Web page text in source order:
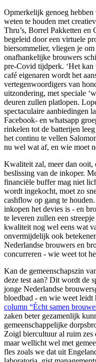
Opmerkelijk genoeg
weten te houden met
Thru’s, Borrel Pakketten
begeleid door een virtuele
biersommelier, vliegen je
onafhankelijke brouwers
pre-Covid tijdperk. ‘Het
café eigenaren wordt het
vertegenwoordigers van
uitzondering, met speciale
deuren zullen platlopen.
spectaculaire aanbiedingen
Facebook- en whatsapp
rinkelen tot de batterijen
het continu te vellen
nu wel wat af, en wie moet
Kwaliteit zal, meer dan ooit,
beslissing van de inkoper.
financiële buffer mag niet
wordt ingekocht, moet zo
cashflow op gang te
inkopen het devies is - en
te leveren zullen een
kwaliteit nog wel eens wat
onvermijdelijk ook
Nederlandse brouwers en
concurreren - wie weet tot
Kan de gemeenschapszin
deze test aan? Dit wordt de
jonge Nederlandse
bloedbad - en wie weet
column “Écht samen
zaken beter gezamenlijk
gemeenschappelijke
Zoigl biercultuur al ruim zes
maar wellicht wel met
fles zoals we dat uit